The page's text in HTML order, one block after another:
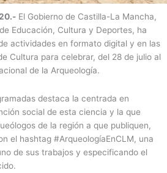
El Gobierno de Castilla-La Mancha,
Educación, Cultura y Deportes, ha
actividades en formato digital y en las
Cultura para celebrar, del 28 de julio al
de la Arqueología.
destaca la centrada en
social de esta ciencia y la que
de la región a que publiquen,
el hashtag #ArqueologíaEnCLM, una
de sus trabajos y especificando el